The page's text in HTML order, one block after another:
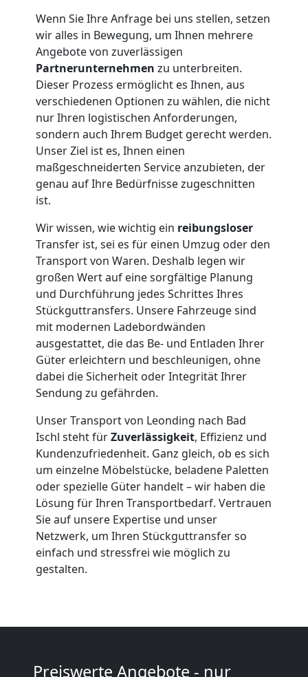
Wenn Sie Ihre Anfrage bei uns stellen, setzen
wir alles in Bewegung, um Ihnen mehrere
Angebote von zuverlässigen
Partnerunternehmen zu unterbreiten.
Dieser Prozess ermöglicht es Ihnen, aus
verschiedenen Optionen zu wählen, die nicht
nur Ihren logistischen Anforderungen,
sondern auch Ihrem Budget gerecht werden.
Unser Ziel ist es, Ihnen einen
maßgeschneiderten Service anzubieten, der
genau auf Ihre Bedürfnisse zugeschnitten
ist.
Wir wissen, wie wichtig ein reibungsloser
Transfer ist, sei es für einen Umzug oder den
Transport von Waren. Deshalb legen wir
großen Wert auf eine sorgfältige Planung
und Durchführung jedes Schrittes Ihres
Stückguttransfers. Unsere Fahrzeuge sind
mit modernen Ladebordwänden
ausgestattet, die das Be- und Entladen Ihrer
Güter erleichtern und beschleunigen, ohne
dabei die Sicherheit oder Integrität Ihrer
Sendung zu gefährden.
Unser Transport von Leonding nach Bad
Ischl steht fürZuverlässigkeit, Effizienz und
Kundenzufriedenheit. Ganz gleich, ob es sich
um einzelne Möbelstücke, beladene Paletten
oder spezielle Güter handelt – wir haben die
Lösung für Ihren Transportbedarf. Vertrauen
Sie auf unsere Expertise und unser
Netzwerk, um Ihren Stückguttransfer so
einfach und stressfrei wie möglich zu
gestalten.
Preiswerte Angebote - nur
Leonding
Umzug
und
Lagerung
Leonding
Full-
Service-
Umzug
Leonding
Qualitäts-
Umzüge
Leonding
Vereinsumzug
Leonding